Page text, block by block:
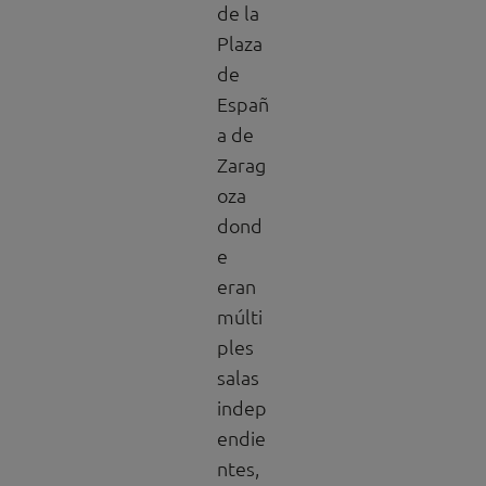
de la
Plaza
de
Españ
a de
Zarag
oza
dond
e
eran
múlti
ples
salas
indep
endie
ntes,